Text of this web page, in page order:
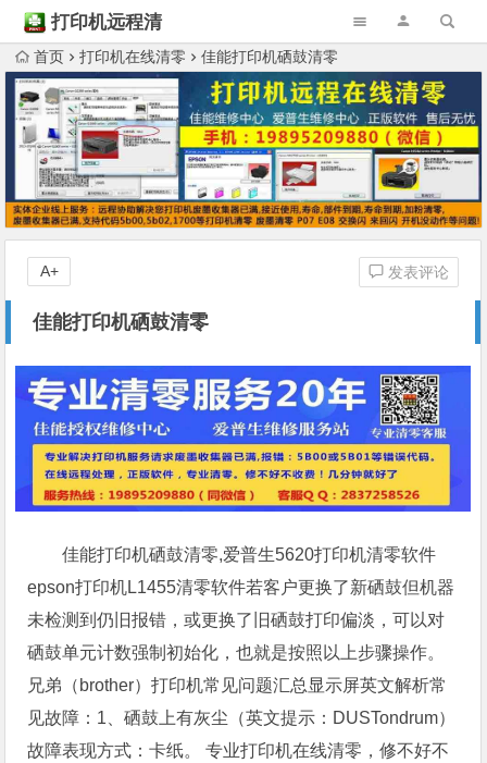
打印机远程清
零首页 打印机在线清零 佳能打印机硒鼓清零
佳能打印机硒鼓清零
发表评论
A+
佳能打印机硒鼓清零,爱普生5620打印机清零软件
epson打印机L1455清零软件若客户更换了新硒鼓但机器
未检测到仍旧报错，或更换了旧硒鼓打印偏淡，可以对
硒鼓单元计数强制初始化，也就是按照以上步骤操作。
兄弟（brother）打印机常见问题汇总显示屏英文解析常
见故障：1、硒鼓上有灰尘（英文提示：DUSTondrum）
故障表现方式：卡纸。 专业打印机在线清零，修不好不